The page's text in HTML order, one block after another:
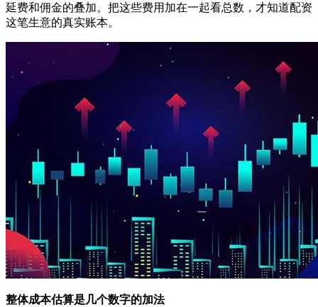
延费和佣金的叠加。把这些费用加在一起看总数，才知道配资
这笔生意的真实账本。
整体成本估算是几个数字的加法